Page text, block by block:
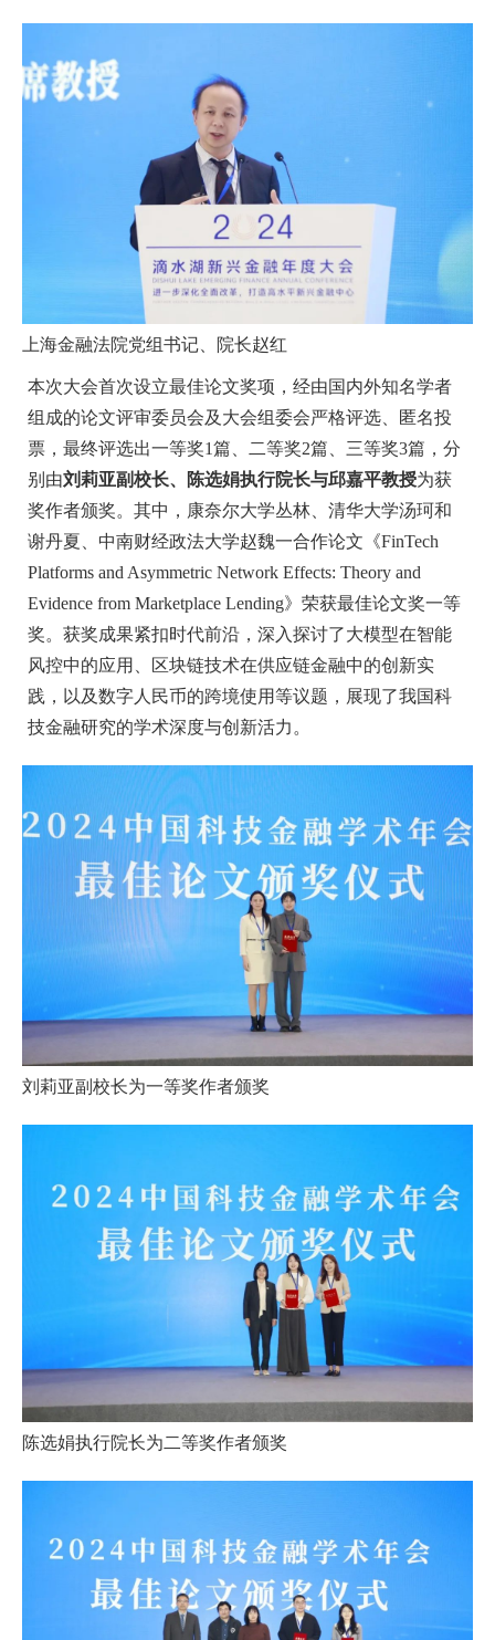
上海金融法院党组书记、院长赵红
本次大会首次设立最佳论文奖项，经由国内外知名学者
组成的论文评审委员会及大会组委会严格评选、匿名投
票，最终评选出一等奖1篇、二等奖2篇、三等奖3篇，分
别由刘莉亚副校长、陈选娟执行院长与邱嘉平教授为获
奖作者颁奖。其中，康奈尔大学丛林、清华大学汤珂和
谢丹夏、中南财经政法大学赵魏一合作论文《FinTech
Platforms and Asymmetric Network Effects: Theory and
Evidence from Marketplace Lending》荣获最佳论文奖一等
奖。获奖成果紧扣时代前沿，深入探讨了大模型在智能
风控中的应用、区块链技术在供应链金融中的创新实
践，以及数字人民币的跨境使用等议题，展现了我国科
技金融研究的学术深度与创新活力。
刘莉亚副校长为一等奖作者颁奖
陈选娟执行院长为二等奖作者颁奖